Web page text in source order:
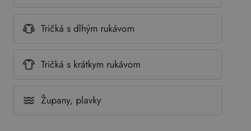
Tričká s dlhým rukávom
Tričká s krátkym rukávom
Župany, plavky